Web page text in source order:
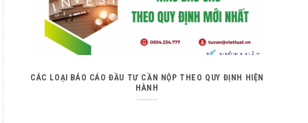
CÁC LOẠI BÁO CÁO ĐẦU TƯ CẦN NỘP THEO QUY ĐỊNH HIỆN
HÀNH